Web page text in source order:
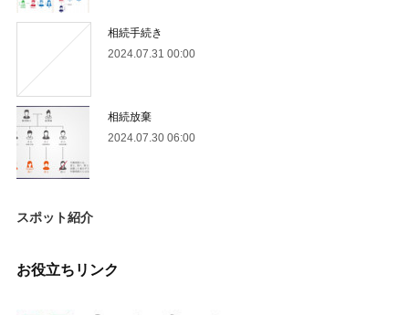
相続手続き
2024.07.31 00:00
相続放棄
2024.07.30 06:00
スポット紹介
お役立ちリンク